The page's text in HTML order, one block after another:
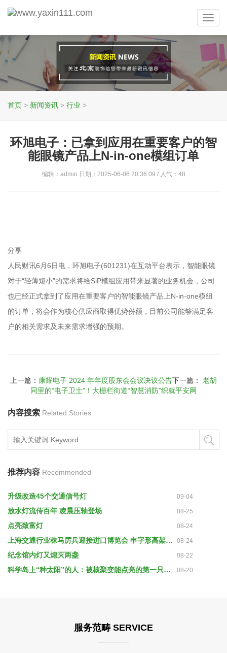
首页 > 新闻资讯 > 行业 >
环旭电子：已拿到应用在重要客户的智
能眼镜产品上N-in-one模组订单
编辑：admin 日期：2025-06-06 20:36:09 / 人气： 48
分享
人民财讯6月6日电，环旭电子(601231)在互动平台表示，智能眼镜
对于“轻薄短小”的需求将给SiP模组应用带来显著的业务机会，公司
也已经正式拿到了应用在重要客户的智能眼镜产品上N-in-one模组
的订单，将会作为核心供应商取得优势份额，目前公司能够满足客
户的相关需求及未来需求增强的预期。
上一篇： 康耀电子 2024 年年度股东会会议决议公告下一篇： 老胡
同里的“电子卫士”！大栅栏街道“智慧消防”织就平安网
内容搜索 Related Stories
推荐内容 Recommended
升级改造45个交通信号灯 09-04
放水灯流传百年 凌晨压轴登场 08-25
点亮致富灯 08-24
上海交通行业秣马厉兵迎接进口博览会 申字形高架预计9月底全彩灯亮灯 08-24
纪念馆内灯又熄灭两盏 08-22
科学岛上“种太阳”的人：被核聚变能点亮的第一只灯要在中国 08-20
服务范畴 SERVICE